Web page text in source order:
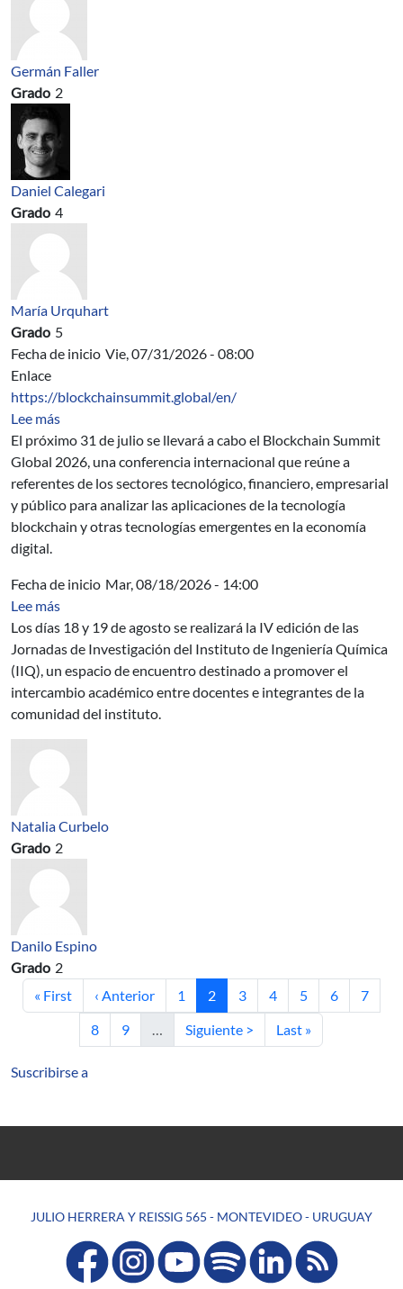
Germán Faller
Grado 2
Daniel Calegari
Grado 4
María Urquhart
Grado 5
Fecha de inicio Vie, 07/31/2026 - 08:00
Enlace
https://blockchainsummit.global/en/
Lee mássobre Blockchain Summit Global 2026
El próximo 31 de julio se llevará a cabo el Blockchain Summit
Global 2026, una conferencia internacional que reúne a
referentes de los sectores tecnológico, financiero, empresarial
y público para analizar las aplicaciones de la tecnología
blockchain y otras tecnologías emergentes en la economía
digital.
Fecha de inicio Mar, 08/18/2026 - 14:00
Lee mássobre IV Jornadas de Investigación del Instituto de
Los días 18 y 19 de agosto se realizará la IV edición de las
Jornadas de Investigación del Instituto de Ingeniería Química
(IIQ), un espacio de encuentro destinado a promover el
intercambio académico entre docentes e integrantes de la
comunidad del instituto.
Natalia Curbelo
Grado 2
Danilo Espino
Grado 2
Primera página
« First Página anterior
‹ Anterior Página
1 Página actual
2 Página
3 Página
4 Página
5 Página
6 Página
7
Página
8 Página
9 … Siguiente página
Siguiente > Última página
Last »
Suscribirse a
JULIO HERRERA Y REISSIG 565 - MONTEVIDEO - URUGUAY